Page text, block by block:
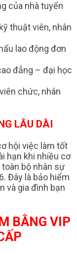
của nhà tuyển
thuật viên, nhân
lao động đơn
đẳng – đại học
chức, nhân
LÂU DÀI
hội việc làm tốt
hạn khi nhiều cơ
bộ nhân sự
Đây là bảo hiểm
và gia đình bạn
BẰNG VIP